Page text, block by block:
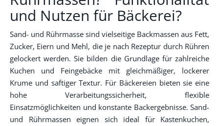
und Nutzen für Bäckerei?
Sand- und Rührmasse sind vielseitige Backmassen aus Fett,
Zucker, Eiern und Mehl, die je nach Rezeptur durch Rühren
gelockert werden. Sie bilden die Grundlage für zahlreiche
Kuchen und Feingebäcke mit gleichmäßiger, lockerer
Krume und saftiger Textur. Für Bäckereien bieten sie eine
hohe Verarbeitungssicherheit, flexible
Einsatzmöglichkeiten und konstante Backergebnisse. Sand-
und Rührmassen eignen sich ideal für Kastenkuchen,